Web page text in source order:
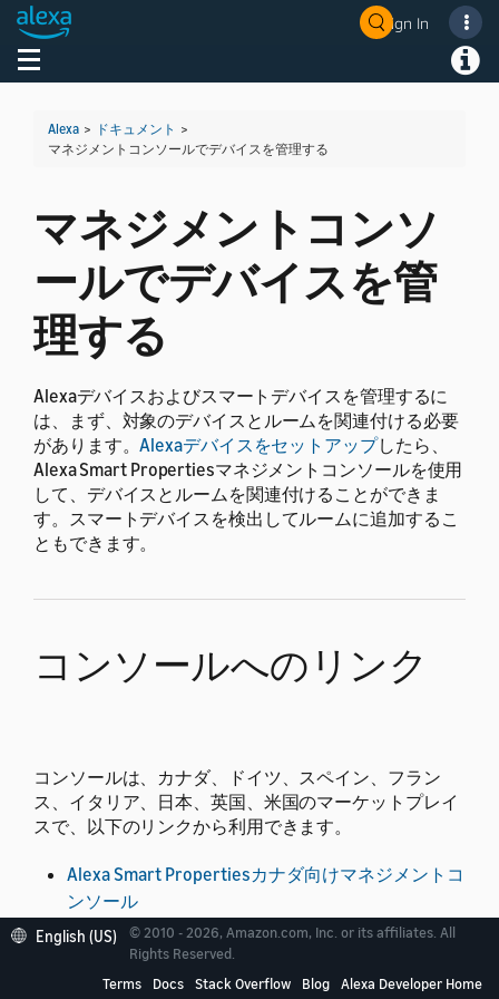
Sign In
Toggle navigation
Alexa > ドキュメント >
マネジメントコンソールでデバイスを管理する
マネジメントコンソ
ールでデバイスを管
理する
Alexaデバイスおよびスマートデバイスを管理するに
は、まず、対象のデバイスとルームを関連付ける必要
があります。Alexaデバイスをセットアップしたら、
Alexa Smart Propertiesマネジメントコンソールを使用
して、デバイスとルームを関連付けることができま
す。スマートデバイスを検出してルームに追加するこ
ともできます。
コンソールへのリンク
コンソールは、カナダ、ドイツ、スペイン、フラン
ス、イタリア、日本、英国、米国のマーケットプレイ
スで、以下のリンクから利用できます。
Alexa Smart Propertiesカナダ向けマネジメントコ
ンソール
Alexa Smart Propertiesドイツ向けマネジメントコ
ンソール
English (US)
© 2010 - 2026, Amazon.com, Inc. or its affiliates. All
Rights Reserved.
Terms
Docs Stack Overflow Blog Alexa Developer Home
Welcome! Ask the DevAssistant